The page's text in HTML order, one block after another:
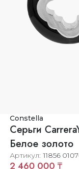
Constella
Серьги
Белое золото
Артикул 11856
2 460 000 ₸